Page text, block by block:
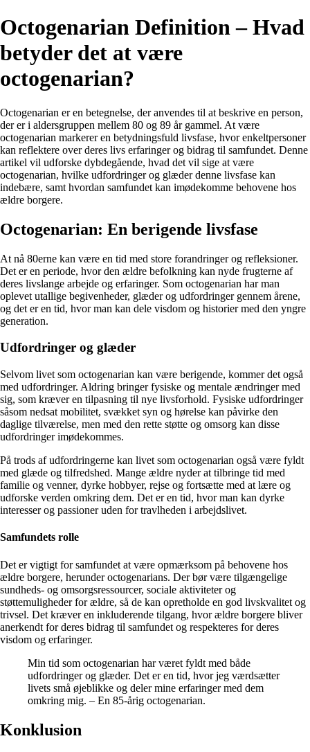
Octogenarian Definition – Hvad
betyder det at være
octogenarian?
Octogenarian er en betegnelse, der anvendes til at beskrive en person,
der er i aldersgruppen mellem 80 og 89 år gammel. At være
octogenarian markerer en betydningsfuld livsfase, hvor enkeltpersoner
kan reflektere over deres livs erfaringer og bidrag til samfundet. Denne
artikel vil udforske dybdegående, hvad det vil sige at være
octogenarian, hvilke udfordringer og glæder denne livsfase kan
indebære, samt hvordan samfundet kan imødekomme behovene hos
ældre borgere.
Octogenarian: En berigende livsfase
At nå 80erne kan være en tid med store forandringer og refleksioner.
Det er en periode, hvor den ældre befolkning kan nyde frugterne af
deres livslange arbejde og erfaringer. Som octogenarian har man
oplevet utallige begivenheder, glæder og udfordringer gennem årene,
og det er en tid, hvor man kan dele visdom og historier med den yngre
generation.
Udfordringer og glæder
Selvom livet som octogenarian kan være berigende, kommer det også
med udfordringer. Aldring bringer fysiske og mentale ændringer med
sig, som kræver en tilpasning til nye livsforhold. Fysiske udfordringer
såsom nedsat mobilitet, svækket syn og hørelse kan påvirke den
daglige tilværelse, men med den rette støtte og omsorg kan disse
udfordringer imødekommes.
På trods af udfordringerne kan livet som octogenarian også være fyldt
med glæde og tilfredshed. Mange ældre nyder at tilbringe tid med
familie og venner, dyrke hobbyer, rejse og fortsætte med at lære og
udforske verden omkring dem. Det er en tid, hvor man kan dyrke
interesser og passioner uden for travlheden i arbejdslivet.
Samfundets rolle
Det er vigtigt for samfundet at være opmærksom på behovene hos
ældre borgere, herunder octogenarians. Der bør være tilgængelige
sundheds- og omsorgsressourcer, sociale aktiviteter og
støttemuligheder for ældre, så de kan opretholde en god livskvalitet og
trivsel. Det kræver en inkluderende tilgang, hvor ældre borgere bliver
anerkendt for deres bidrag til samfundet og respekteres for deres
visdom og erfaringer.
Min tid som octogenarian har været fyldt med både
udfordringer og glæder. Det er en tid, hvor jeg værdsætter
livets små øjeblikke og deler mine erfaringer med dem
omkring mig. – En 85-årig octogenarian.
Konklusion